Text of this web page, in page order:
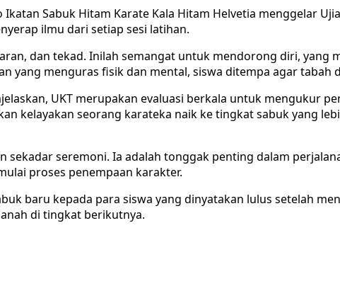
Sabuk Hitam Karate Kala Hitam Helvetia menggelar
ilmu dari setiap sesi latihan.
dan tekad. Inilah semangat untuk mendorong diri, yang
yang menguras fisik dan mental, siswa ditempa agar tabah
UKT merupakan evaluasi berkala untuk mengukur
kelayakan seorang karateka naik ke tingkat sabuk yang
sekadar seremoni. Ia adalah tonggak penting dalam
proses penempaan karakter.
baru kepada para siswa yang dinyatakan lulus setelah
di tingkat berikutnya.